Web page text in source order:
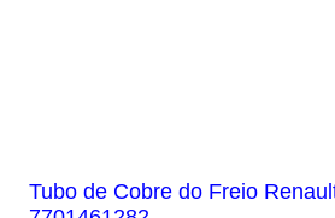
Tubo de Cobre do Freio